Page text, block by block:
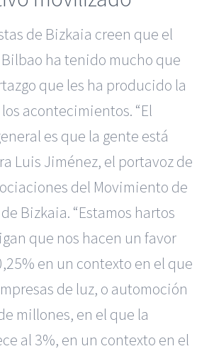
de Bizkaia creen que el
ha tenido mucho que
que les ha producido la
acontecimientos. “El
es que la gente está
Luis Jiménez, el portavoz de
del Movimiento de
Bizkaia. “Estamos hartos
que nos hacen un favor
en un contexto en el que
de luz, o automoción
millones, en el que la
al 3%, en un contexto en el